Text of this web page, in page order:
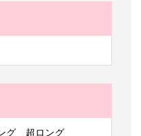
グ 超ロング